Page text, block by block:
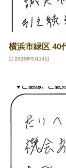
横浜市緑区 40
2026年5月14日